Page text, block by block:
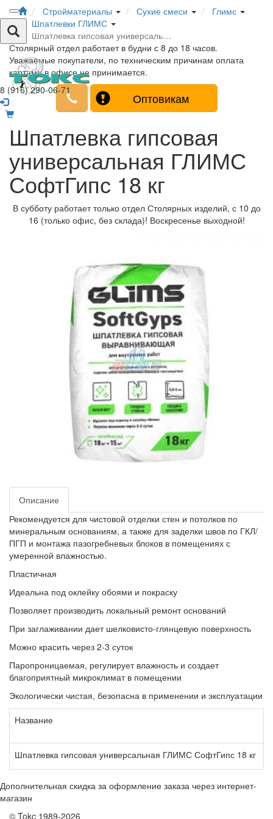
8 (916) 290-06-71
Стройматериалы Сухие смеси
Глимс
Шпатлевки ГЛИМС
Шпатлевка гипсовая универсаль…
Столярный отдел работает в будни с 8 до 18 часов.
Уважаемые покупатели, по техническим причинам оплата
картами в офисе не принимается.
Оптовикам
Шпатлевка гипсовая
универсальная ГЛИМС
СофтГипс 18 кг
В субботу работает только отдел Столярных изделий, с 10 до
16 (только офис, без склада)! Воскресенье выходной!
Описание
Рекомендуется для чистовой отделки стен и потолков по
минеральным основаниям, а также для заделки швов по ГКЛ/
ПГП и монтажа пазогребневых блоков в помещениях с
умеренной влажностью.
Пластичная
Идеальна под оклейку обоями и покраску
Позволяет производить локальный ремонт оснований
При заглаживании дает шелковисто-глянцевую поверхность
Можно красить через 2-3 суток
Паропроницаемая, регулирует влажность и создает
благоприятный микроклимат в помещении
Экологически чистая, безопасна в применении и эксплуатации
Название
Шпатлевка гипсовая универсальная ГЛИМС СофтГипс 18 кг
Дополнительная скидка за оформление заказа через интернет-
магазин
© Tokc 1989-2026